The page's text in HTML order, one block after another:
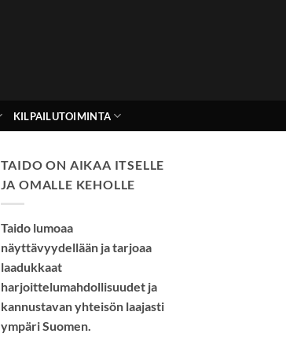
KILPAILUTOIMINTA
TAIDO ON AIKAA ITSELLE
JA OMALLE KEHOLLE
Taido lumoaa
näyttävyydellään ja tarjoaa
laadukkaat
harjoittelumahdollisuudet ja
kannustavan yhteisön laajasti
ympäri Suomen.